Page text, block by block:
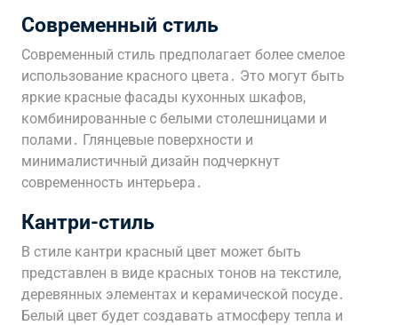
Современный стиль
Современный стиль предполагает более смелое
использование красного цвета․ Это могут быть
яркие красные фасады кухонных шкафов,
комбинированные с белыми столешницами и
полами․ Глянцевые поверхности и
минималистичный дизайн подчеркнут
современность интерьера․
Кантри-стиль
В стиле кантри красный цвет может быть
представлен в виде красных тонов на текстиле,
деревянных элементах и керамической посуде․
Белый цвет будет создавать атмосферу тепла и